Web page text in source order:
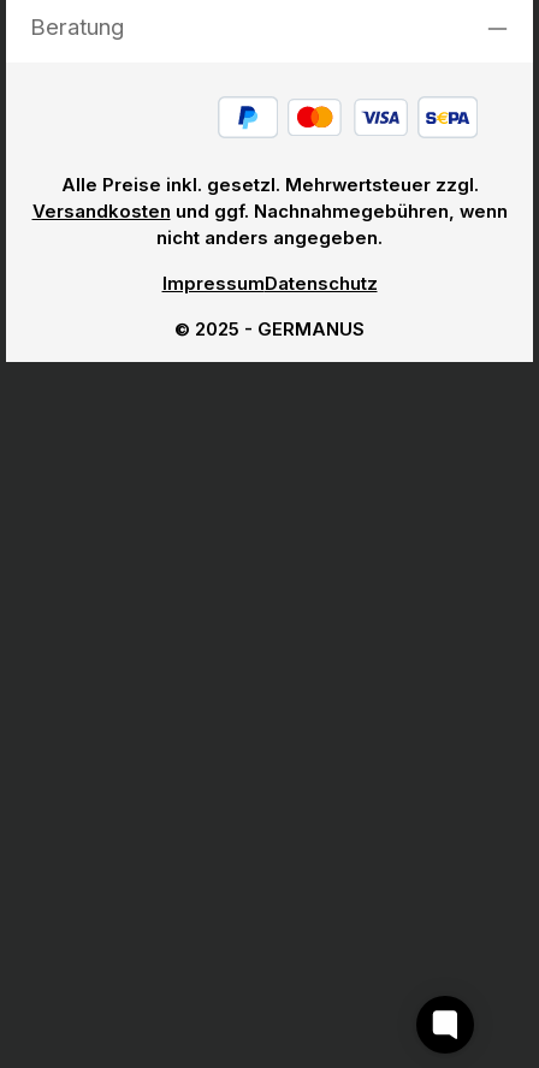
Beratung
Alle Preise inkl. gesetzl. Mehrwertsteuer zzgl.
Versandkosten und ggf. Nachnahmegebühren, wenn
nicht anders angegeben.
© 2025 - GERMANUS
ImpressumDatenschutz